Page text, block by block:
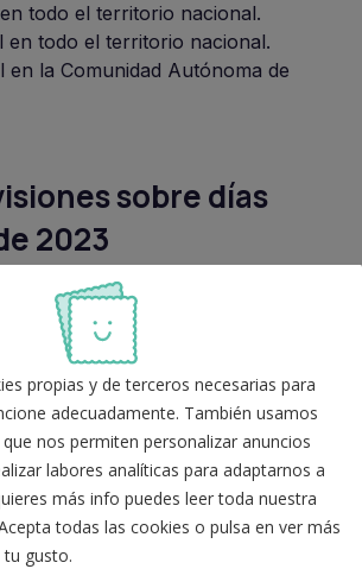
todo el territorio nacional.
en todo el territorio nacional.
en la Comunidad Autónoma de
sobre días
2023
de Canarias
Hierro, Fuerteventura, Gran Canaria,
Lanzarote y Tenerife, las
además, las siguientes:
de septiembre, festividad de Nuestra
el 15 de septiembre, festividad de
de la Peña.
propias y de terceros necesarias para
adecuadamente. También usamos
nos permiten personalizar anuncios
labores analíticas para adaptarnos a
más info puedes leer toda nuestra
todas las cookies o pulsa en ver más
gusto.